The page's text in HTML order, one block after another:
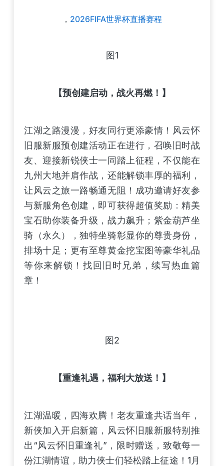
， 2026FIFA世界杯直播赛程
图1
【预创建启动，战火再燃！】
江湖之路漫漫，好友同行更添豪情！风云怀
旧服新服预创建活动正在进行，召唤旧时战
友、迎接新锐侠士一同踏上征程，不仅能在
九州大地并肩作战，还能解锁丰厚的福利，
让风云之旅一路畅通无阻！成功邀请好友参
与新服角色创建，即可获得超值奖励：精美
宝石助你装备升级，战力飙升；紫金葫芦坐
骑（永久），独特坐骑彰显你的尊贵身份，
排场十足；更有至尊黄金挖宝图等豪华礼品
等你来解锁！找回旧时兄弟，续写热血篇
章！
图2
【重逢礼遇，福利大放送！】
江湖温暖，四海欢腾！老友重逢共话当年，
新侠加入开启新篇，风云怀旧服新服特别推
出“风云怀旧重逢礼”，限时赠送，致敬每一
份江湖情谊，助力侠士们轻松踏上征途！1月